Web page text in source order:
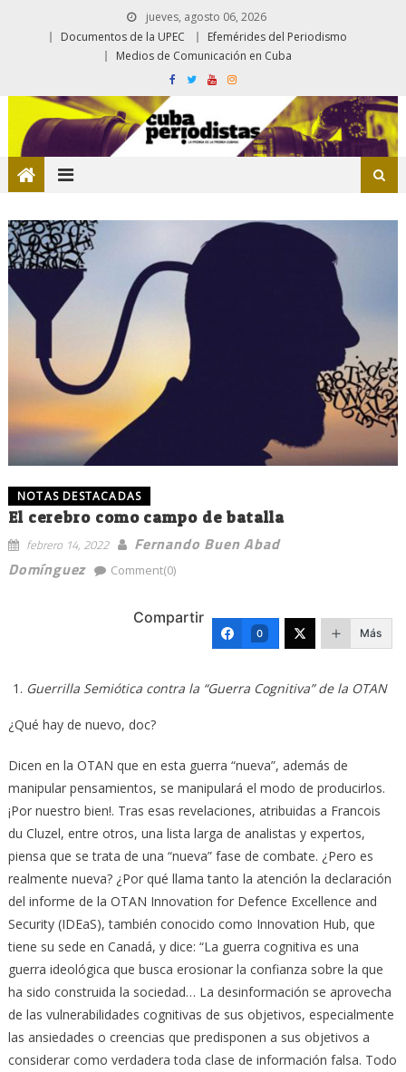
jueves, agosto 06, 2026
Documentos de la UPEC
Efemérides del Periodismo
Medios de Comunicación en Cuba
NOTAS DESTACADAS
El cerebro como campo de batalla
febrero 14, 2022
Fernando Buen Abad
Domínguez
Comment(0)
Compartir
0 Más
Guerrilla Semiótica contra la “Guerra Cognitiva” de la OTAN
¿Qué hay de nuevo, doc?
Dicen en la OTAN que en esta guerra “nueva”, además de
manipular pensamientos, se manipulará el modo de producirlos.
¡Por nuestro bien!. Tras esas revelaciones, atribuidas a Francois
du Cluzel, entre otros, una lista larga de analistas y expertos,
piensa que se trata de una “nueva” fase de combate. ¿Pero es
realmente nueva? ¿Por qué llama tanto la atención la declaración
del informe de la OTAN Innovation for Defence Excellence and
Security (IDEaS), también conocido como Innovation Hub, que
tiene su sede en Canadá, y dice: “La guerra cognitiva es una
guerra ideológica que busca erosionar la confianza sobre la que
ha sido construida la sociedad… La desinformación se aprovecha
de las vulnerabilidades cognitivas de sus objetivos, especialmente
las ansiedades o creencias que predisponen a sus objetivos a
considerar como verdadera toda clase de información falsa. Todo